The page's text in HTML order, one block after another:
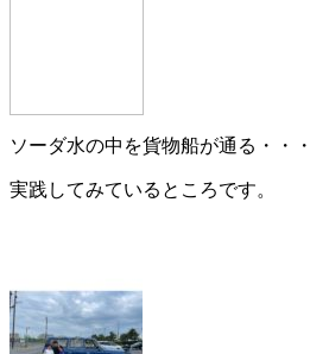
ソーダ水の中を貨物船が通る・・・
実践してみているところです。